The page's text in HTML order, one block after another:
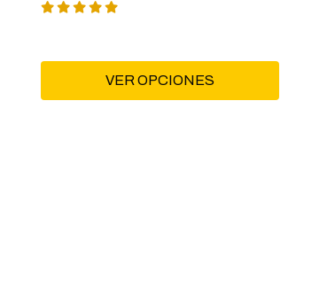
VER OPCIONES